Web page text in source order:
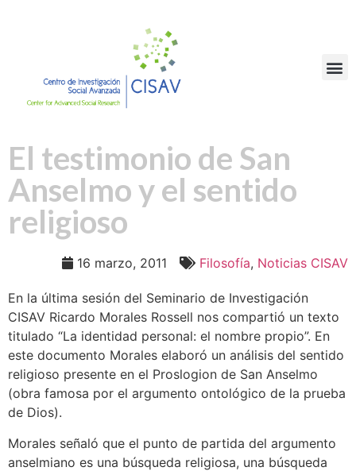
El testimonio de San
Anselmo y el sentido
religioso
16 marzo, 2011 Filosofía, Noticias CISAV
En la última sesión del Seminario de Investigación
CISAV Ricardo Morales Rossell nos compartió un texto
titulado “La identidad personal: el nombre propio”. En
este documento Morales elaboró un análisis del sentido
religioso presente en el Proslogion de San Anselmo
(obra famosa por el argumento ontológico de la prueba
de Dios).
Morales señaló que el punto de partida del argumento
anselmiano es una búsqueda religiosa, una búsqueda